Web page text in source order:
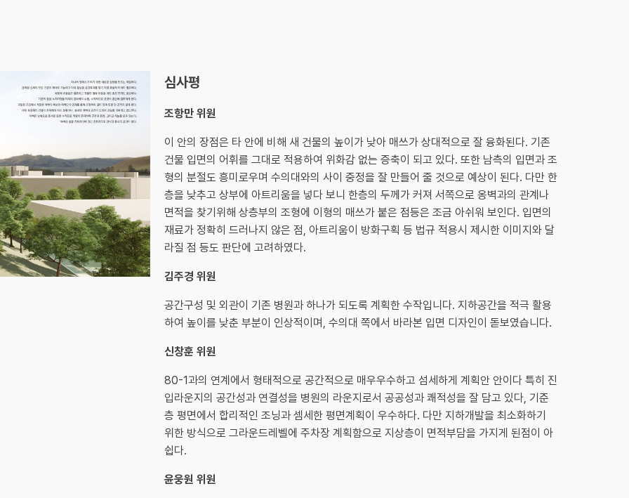
심사평
조항만 위원
이 안의 장점은 타 안에 비해 새 건물의 높이가 낮아 매쓰가 상대적으로 잘 융화된다. 기존
건물 입면의 어휘를 그대로 적용하여 위화감 없는 증축이 되고 있다. 또한 남측의 입면과 조
형의 분절도 흥미로우며 수의대와의 사이 중정을 잘 만들어 줄 것으로 예상이 된다. 다만 한
층을 낮추고 상부에 아트리움을 넣다 보니 한층의 두께가 커져 서쪽으로 옹벽과의 관계나
면적을 찾기위해 상층부의 조형에 이형의 매쓰가 붙은 점등은 조금 아쉬워 보인다. 입면의
재료가 정확히 드러나지 않은 점, 아트리움이 방화구획 등 법규 적용시 제시한 이미지와 달
라질 점 등도 판단에 고려하였다.
김주경 위원
공간구성 및 외관이 기존 병원과 하나가 되도록 계획한 수작입니다. 지하공간을 적극 활용
하여 높이를 낮춘 부분이 인상적이며, 수의대 쪽에서 바라본 입면 디자인이 돋보였습니다.
신창훈 위원
80-1과의 연계에서 형태적으로 공간적으로 매우우수하고 섬세하게 계획안 안이다 특히 진
입라운지의 공간성과 연결성을 병원의 라운지로서 공공성과 쾌적성을 잘 담고 있다, 기준
층 평면에서 합리적인 조닝과 셈세한 평면계획이 우수하다. 다만 지하개발을 최소화하기
위한 방식으로 그라운드레벨에 주차장 계획함으로 지상층이 면적부담을 가지게 된점이 아
쉽다.
윤웅원 위원